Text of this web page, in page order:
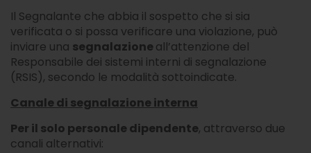
e/o ogni altro documento relativo al Fondo può
essere fornito in Svizzera solo ad Inventori
Qualificati. Il Rappresentante e Agente di
pagamento in Svizzera è Banca del Ceresio SA, Via
della Posta 7, CH - 6901 Lugano. Il Regolamento
Unico del Fondo, così come il rapporto annuale e
semestrale, se esistenti, sono disponibili
Rappresentante. Per tutte le quote del Fondo
distribuite in Svizzera, il luogo di esecuzione e il foro
Il Segnalante che abbia il sospetto che si sia
verificata o si possa verificare una violazione, può
inviare una segnalazioneall’attenzione del
Responsabile dei sistemi interni di segnalazione
(RSIS), secondo le modalità sottoindicate.
Canale di segnalazione interna
Per il solo personale dipendente, attraverso due
canali alternativi: